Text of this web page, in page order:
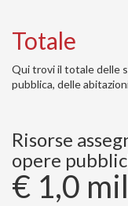
Totale
Qui trovi il totale delle
pubblica, delle
Risorse
opere
€ 1,0